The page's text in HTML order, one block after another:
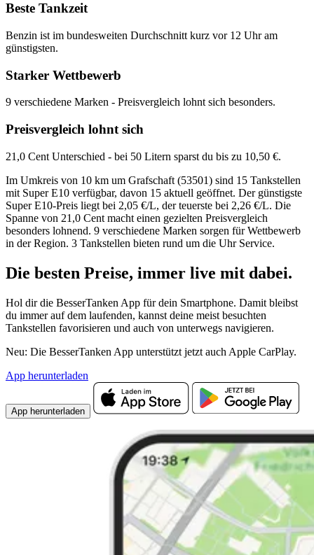
Beste Tankzeit
Benzin ist im bundesweiten Durchschnitt kurz vor 12 Uhr am
günstigsten.
Starker Wettbewerb
9 verschiedene Marken - Preisvergleich lohnt sich besonders.
Preisvergleich lohnt sich
21,0 Cent Unterschied - bei 50 Litern sparst du bis zu 10,50 €.
Im Umkreis von 10 km um Grafschaft (53501) sind 15 Tankstellen
mit Super E10 verfügbar, davon 15 aktuell geöffnet. Der günstigste
Super E10-Preis liegt bei 2,05 €/L, der teuerste bei 2,26 €/L. Die
Spanne von 21,0 Cent macht einen gezielten Preisvergleich
besonders lohnend. 9 verschiedene Marken sorgen für Wettbewerb
in der Region. 3 Tankstellen bieten rund um die Uhr Service.
Die besten Preise, immer live mit dabei.
Hol dir die BesserTanken App für dein Smartphone. Damit bleibst
du immer auf dem laufenden, kannst deine meist besuchten
Tankstellen favorisieren und auch von unterwegs navigieren.
Neu: Die BesserTanken App unterstützt jetzt auch Apple CarPlay.
App herunterladen
App herunterladen